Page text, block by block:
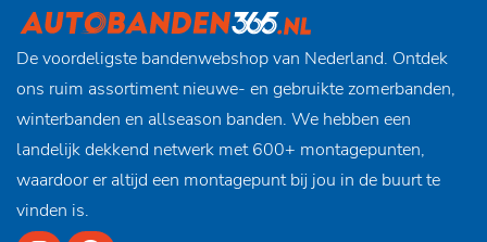
De voordeligste bandenwebshop van Nederland. Ontdek
ons ruim assortiment nieuwe- en gebruikte zomerbanden,
winterbanden en allseason banden. We hebben een
landelijk dekkend netwerk met 600+ montagepunten,
waardoor er altijd een montagepunt bij jou in de buurt te
vinden is.